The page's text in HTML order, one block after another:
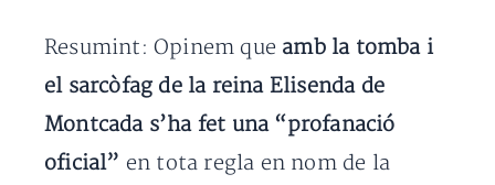
Resumint: Opinem que amb la tomba i
el sarcòfag de la reina Elisenda de
Montcada s’ha fet una “profanació
oficial” en tota regla en nom de la